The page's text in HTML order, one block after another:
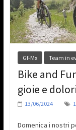
Gf-Mx Team in
Bike and
gioie e dolori
13/06/2024
Domenica i nostri